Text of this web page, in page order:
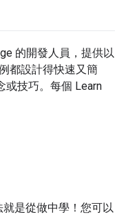
的開發人員，提供以
都設計得快速又簡
或技巧。每個 Learn
是從做中學！您可以